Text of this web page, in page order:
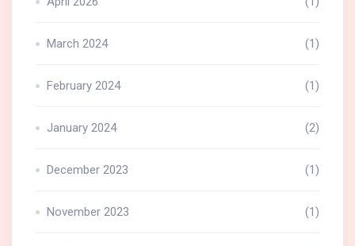
March 2024 (1)
February 2024 (1)
January 2024 (2)
December 2023 (1)
November 2023 (1)